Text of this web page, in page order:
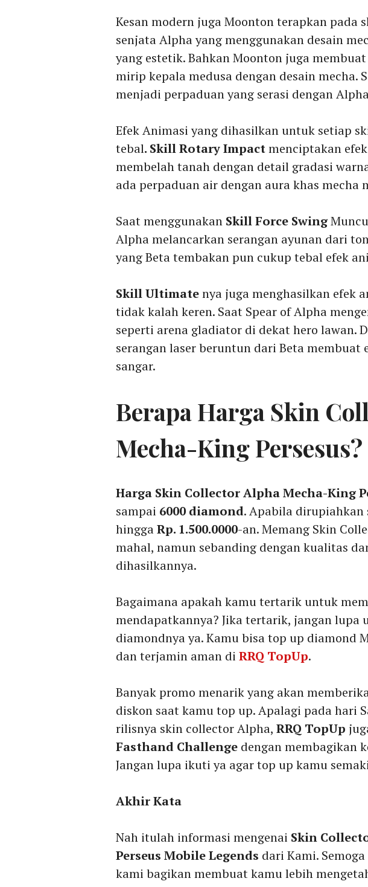
Kesan modern juga Moonton terapkan pada
senjata Alpha yang menggunakan desain
yang estetik. Bahkan Moonton juga
mirip kepala medusa dengan desain mecha.
menjadi perpaduan yang serasi dengan
Efek Animasi yang dihasilkan untuk setiap
tebal. Skill Rotary Impactmenciptakan
membelah tanah dengan detail gradasi
ada perpaduan air dengan aura khas mecha
Saat menggunakan Skill Force Swing
Alpha melancarkan serangan ayunan dari
yang Beta tembakan pun cukup tebal efek
Skill Ultimatenya juga menghasilkan efek
tidak kalah keren. Saat Spear of Alpha
seperti arena gladiator di dekat hero lawan.
serangan laser beruntun dari Beta membuat
sangar.
Berapa Harga Skin
Mecha-King Persesus?
Harga Skin Collector Alpha Mecha-King
sampai 6000 diamond. Apabila dirupiahkan
hinggaRp. 1.500.0000-an. Memang Skin
mahal, namun sebanding dengan kualitas
dihasilkannya.
Bagaimana apakah kamu tertarik untuk
mendapatkannya? Jika tertarik, jangan lupa
diamondnya ya. Kamu bisa top up diamond
dan terjamin aman di RRQ TopUp.
Banyak promo menarik yang akan
diskon saat kamu top up. Apalagi pada hari
rilisnya skin collector Alpha, RRQ TopUp
Fasthand Challenge dengan membagikan
Jangan lupa ikuti ya agar top up kamu
Akhir Kata
Nah itulah informasi mengenai Skin
Perseus Mobile Legends dari Kami.
kami bagikan membuat kamu lebih